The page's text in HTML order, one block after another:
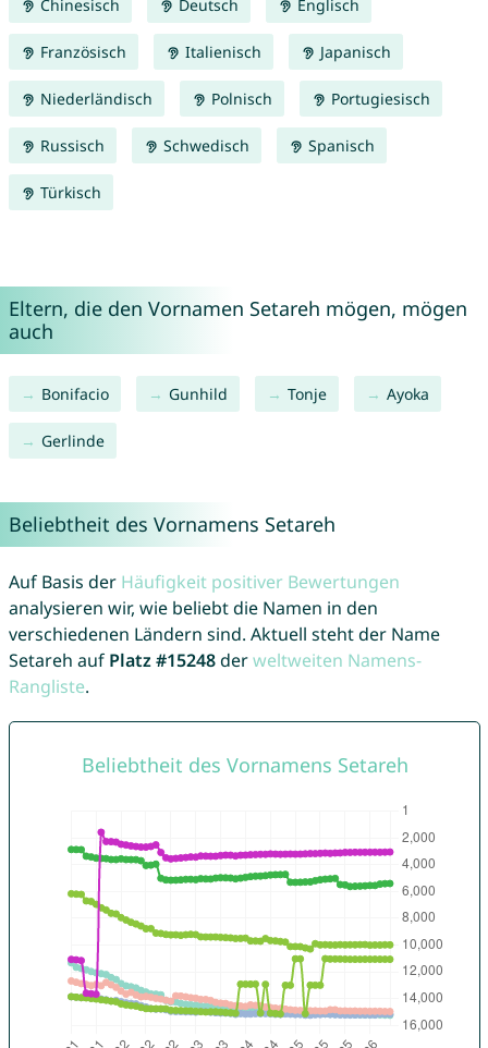
Chinesisch Deutsch Englisch
Französisch Italienisch Japanisch
Niederländisch Polnisch Portugiesisch
Russisch Schwedisch Spanisch
Türkisch
Eltern, die den Vornamen Setareh mögen, mögen
auch
Bonifacio Gunhild Tonje Ayoka
Gerlinde
Beliebtheit des Vornamens Setareh
Auf Basis der Häufigkeit positiver Bewertungen
analysieren wir, wie beliebt die Namen in den
verschiedenen Ländern sind. Aktuell steht der Name
Setareh auf Platz #15248derweltweiten Namens-
Rangliste.